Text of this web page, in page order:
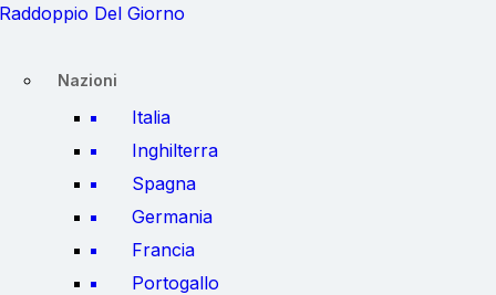
Raddoppio Del Giorno
Nazioni
Italia
Inghilterra
Spagna
Germania
Francia
Portogallo